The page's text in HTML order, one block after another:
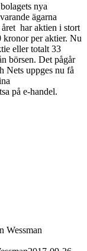
nya
ägarna
har aktien i stort
kronor per aktier. Nu
eller totalt 33
börsen. Det pågår
Nets uppges nu få
på e-handel.
Wessman